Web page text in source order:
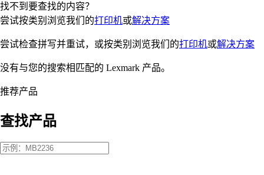
找不到要查找的内容？
尝试按类别浏览我们的打印机或解决方案
尝试检查拼写并重试，或按类别浏览我们的打印机或解决方案
没有与您的搜索相匹配的 Lexmark 产品。
推荐产品
查找产品